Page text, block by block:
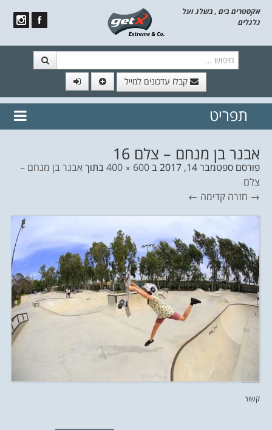
אקסטרים בים , בשלג ועל
גלגלים
קבלו עדכונים למייל
// הצטרף לרשימת תפוצה!
נשמח
תפריט
אבנר בן מנחם – צלם 16
פורסם ספטמבר 14, 2017 ב600 × 400 בתוךאבנר בן מנחם –
צלם
→ חזרה קדימה ←
קשור